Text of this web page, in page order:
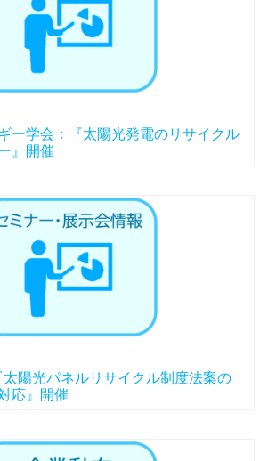
ー学会：『太陽光発電のリサイクル
』開催
陽光パネルリサイクル制度法案の
応』開催